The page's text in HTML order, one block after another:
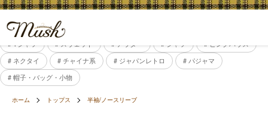
# Tシャツ # スウェット # アウター # シャツ
# ピンクハウス
# ネクタイ
# チャイナ系 # ジャパンレトロ
# パジャマ
# 帽子・バッグ・小物
ホーム トップス 半袖/ノースリーブ